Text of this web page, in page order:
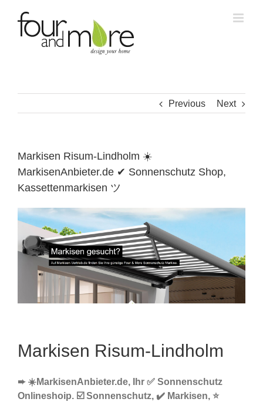
content
Previous Next
Markisen Risum-Lindholm ☀️
MarkisenAnbieter.de ✔ Sonnenschutz Shop,
Kassettenmarkisen ツ
Markisen Risum-Lindholm
➨ ☀️MarkisenAnbieter.de, Ihr ✅ Sonnenschutz
Onlineshoip. ☑️ Sonnenschutz, ✔️ Markisen, ⭐